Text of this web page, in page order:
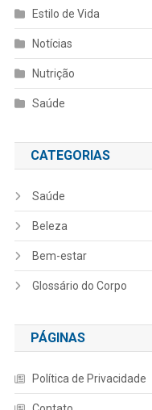
Estilo de Vida
Notícias
Nutrição
Saúde
CATEGORIAS
Saúde
Beleza
Bem-estar
Glossário do Corpo
PÁGINAS
Política de Privacidade